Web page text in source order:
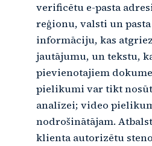
verificētu e-pasta
reģionu, valsti un
informāciju, kas
jautājumu, un tekstu,
pievienotajiem
pielikumi var tikt
analīzei; video
nodrošinātājam.
klienta autorizētu